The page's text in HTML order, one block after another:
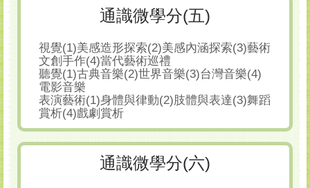
通識微學分(五)
視覺(1)美感造形探索(2)美感內涵探索(3)藝術
文創手作(4)當代藝術巡禮
聽覺(1)古典音樂(2)世界音樂(3)台灣音樂(4)
電影音樂
表演藝術(1)身體與律動(2)肢體與表達(3)舞蹈
賞析(4)戲劇賞析
通識微學分(六)